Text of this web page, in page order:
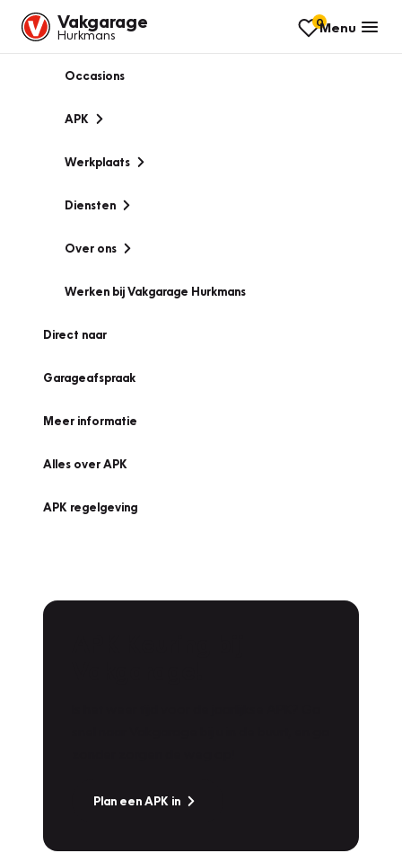
Vakgarage
Hurkmans
0Menu
Occasions
APK
Werkplaats
Diensten
Over ons
Werken bij Vakgarage Hurkmans
Direct naar
Garageafspraak
Meer informatie
Alles over APK
APK regelgeving
Plan een APK in